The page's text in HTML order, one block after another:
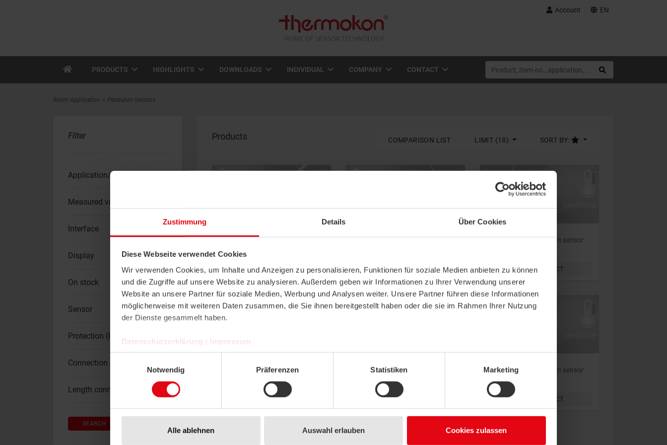
Zustimmung Details Über Cookies
Diese Webseite verwendet Cookies
Wir verwenden Cookies, um Inhalte und Anzeigen zu personalisieren, Funktionen für soziale Medien anbieten zu können
und die Zugriffe auf unsere Website zu analysieren. Außerdem geben wir Informationen zu Ihrer Verwendung unserer
Website an unsere Partner für soziale Medien, Werbung und Analysen weiter. Unsere Partner führen diese Informationen
möglicherweise mit weiteren Daten zusammen, die Sie ihnen bereitgestellt haben oder die sie im Rahmen Ihrer Nutzung
der Dienste gesammelt haben.
Datenschutzerklärung
Impressum
Notwendig
Präferenzen Statistiken Marketing
Alle ablehnen Auswahl erlauben Cookies zulassen
Account EN
PRODUCTS HIGHLIGHTS DOWNLOADS INDIVIDUAL COMPANY CONTACT
Room Application Pendulum Sensors
Filter
Application/type
Measured values
Interface
Display
On stock
Sensor
Protection (IP)
Connection cable
Length connection wire
SEARCH
Products COMPARISON LIST LIMIT (18) SORT BY:
Pendulum sensor, Room sensor
RPF40
SHOW PRODUCT
Pendulum sensor, Room sensor
SHOW PRODUCT
Pendulum sensor, Room sensor
SHOW PRODUCT
Pendulum sensor, Room sensor
SHOW PRODUCT
Pendulum sensor, Room sensor
SHOW PRODUCT
Pendulum sensor, Room sensor
LP+
SHOW PRODUCT